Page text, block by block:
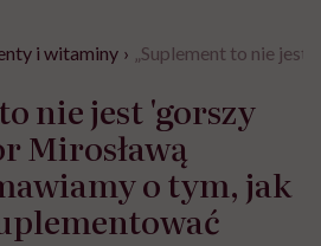
i witaminy › „Suplement to nie jest
nie jest 'gorszy
Mirosławą
o tym, jak